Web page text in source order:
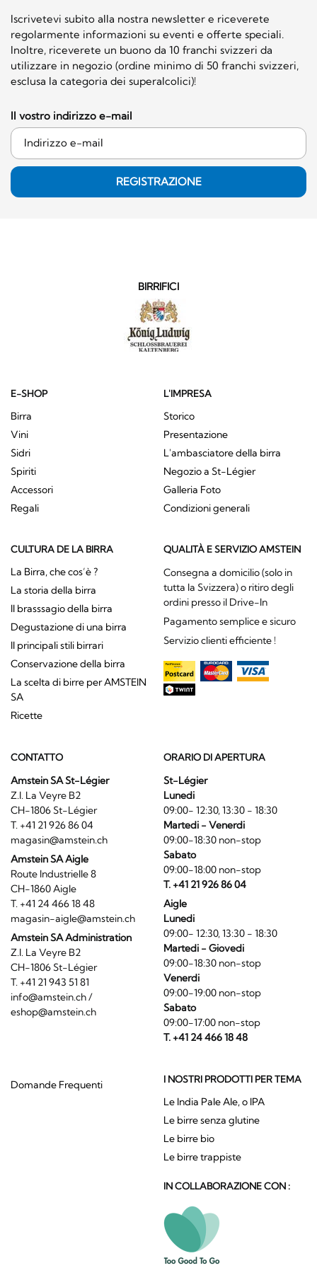
Iscrivetevi subito alla nostra newsletter e riceverete
regolarmente informazioni su eventi e offerte speciali.
Inoltre, riceverete un buono da 10 franchi svizzeri da
utilizzare in negozio (ordine minimo di 50 franchi svizzeri,
esclusa la categoria dei superalcolici)!
Il vostro indirizzo e-mail
REGISTRAZIONE
BIRRIFICI
E-SHOP
Birra
Vini
Sidri
Spiriti
Accessori
Regali
L'IMPRESA
Storico
Presentazione
L'ambasciatore della birra
Negozio a St-Légier
Galleria Foto
Condizioni generali
CULTURA DE LA BIRRA
La Birra, che cos’è ?
La storia della birra
Il brasssagio della birra
Degustazione di una birra
Il principali stili birrari
Conservazione della birra
La scelta di birre per AMSTEIN
SA
Ricette
QUALITÀ E SERVIZIO AMSTEIN
Consegna a domicilio (solo in
tutta la Svizzera) o ritiro degli
ordini presso il Drive-In
Pagamento semplice e sicuro
Servizio clienti efficiente !
CONTATTO
Amstein SA St-Légier
Z.I. La Veyre B2
CH-1806 St-Légier
T. +41 21 926 86 04
magasin@amstein.ch
Amstein SA Aigle
Route Industrielle 8
CH-1860 Aigle
T. +41 24 466 18 48
magasin-aigle@amstein.ch
Amstein SA Administration
Z.I. La Veyre B2
CH-1806 St-Légier
T. +41 21 943 51 81
info@amstein.ch/
eshop@amstein.ch
ORARIO DI APERTURA
St-Légier
Lunedi
09:00- 12:30, 13:30 - 18:30
Martedi - Venerdi
09:00-18:30 non-stop
Sabato
09:00-18:00 non-stop
T. +41 21 926 86 04
Aigle
Lunedi
09:00- 12:30, 13:30 - 18:30
Martedi - Giovedi
09:00-18:30 non-stop
Venerdi
09:00-19:00 non-stop
Sabato
09:00-17:00 non-stop
T. +41 24 466 18 48
Domande Frequenti I NOSTRI PRODOTTI PER TEMA
Le India Pale Ale, o IPA
Le birre senza glutine
Le birre bio
Le birre trappiste
IN COLLABORAZIONE CON :